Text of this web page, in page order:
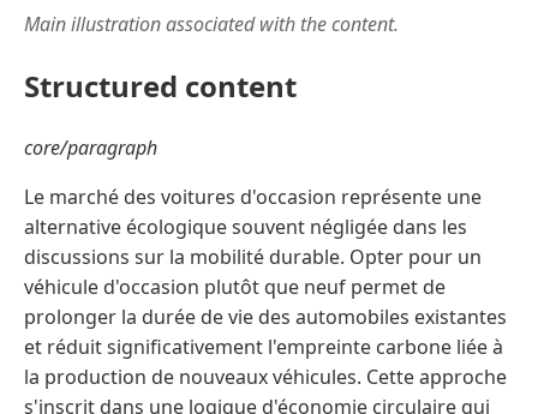
Main illustration associated with the content.
Structured content
core/paragraph
Le marché des voitures d'occasion représente une
alternative écologique souvent négligée dans les
discussions sur la mobilité durable. Opter pour un
véhicule d'occasion plutôt que neuf permet de
prolonger la durée de vie des automobiles existantes
et réduit significativement l'empreinte carbone liée à
la production de nouveaux véhicules. Cette approche
s'inscrit dans une logique d'économie circulaire qui